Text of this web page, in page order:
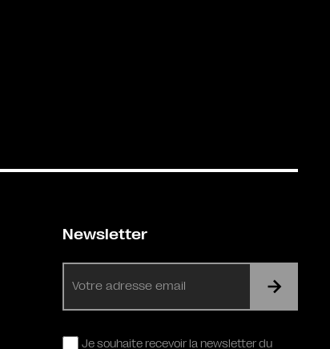
Newsletter
mail
RGPDJe souhaite recevoir la newsletter du